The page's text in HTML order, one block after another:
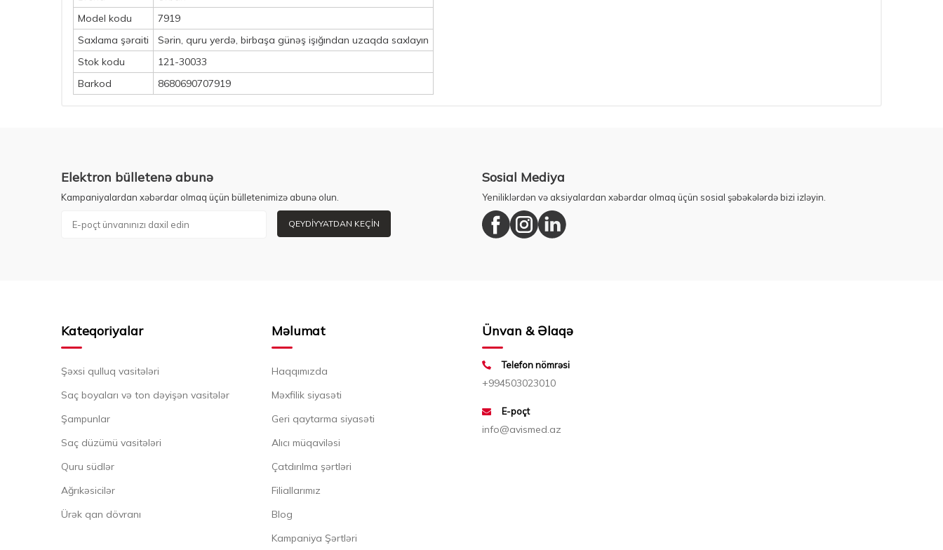
Model kodu
7919
Saxlama şəraiti
Sərin, quru yerdə, birbaşa günəş işığından uzaqda saxlayın
Stok kodu
121-30033
Barkod
8680690707919
Elektron bülletenə abunə
Kampaniyalardan xəbərdar olmaq üçün bülletenimizə abunə olun.
QEYDIYYATDAN KEÇIN
Sosial Mediya
Yeniliklərdən və aksiyalardan xəbərdar olmaq üçün sosial şəbəkələrdə bizi izləyin.
Kateqoriyalar
Şəxsi qulluq vasitələri
Saç boyaları və ton dəyişən vasitələr
Şampunlar
Saç düzümü vasitələri
Quru südlər
Ağrıkəsicilər
Ürək qan dövranı
Məlumat
Haqqımızda
Məxfilik siyasəti
Geri qaytarma siyasəti
Alıcı müqaviləsi
Çatdırılma şərtləri
Filiallarımız
Blog
Kampaniya Şərtləri
Ünvan & Əlaqə
Telefon nömrəsi
+994503023010
E-poçt
info@avismed.az